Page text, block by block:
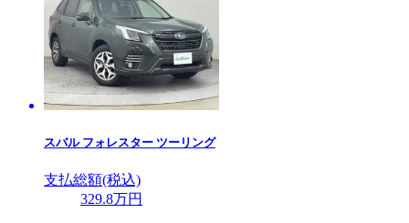
スバル フォレスター ツーリング
支払総額(税込)
329.8万円